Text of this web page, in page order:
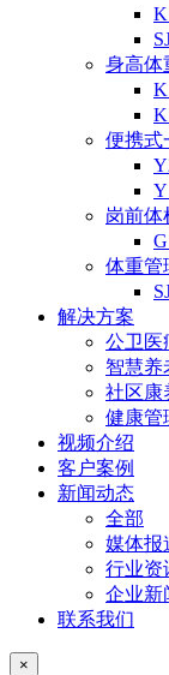
身高体
便携式
岗前体
体重管
解决方案
公卫医
智慧养
社区康
健康管
视频介绍
客户案例
新闻动态
全部
媒体报
行业资
企业新
联系我们
×